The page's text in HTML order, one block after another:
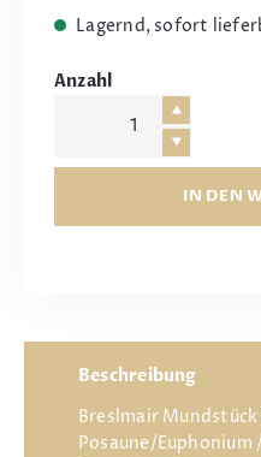
Lagernd, sofort
Anzahl
IN DEN
Beschreibung
Breslmair Mundstück
Posaune/